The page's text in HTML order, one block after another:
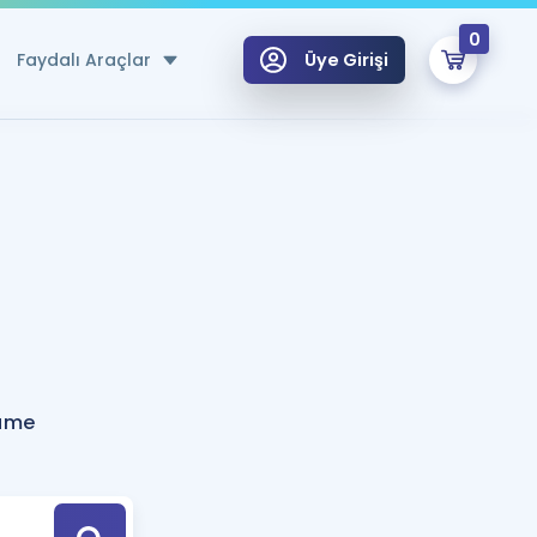
Faydalı Araçlar
Hesaplama Aracı
için Öneriler
Tek Takvimde
Üye Girişi
0
Hoca ile seni sınava hazırlayacak onlarca eğitim seni bekliyor!